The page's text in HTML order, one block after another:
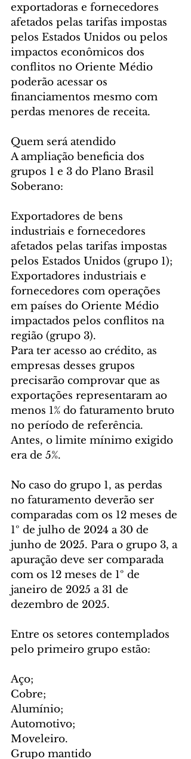
exportadoras e fornecedores
afetados pelas tarifas impostas
pelos Estados Unidos ou pelos
impactos econômicos dos
conflitos no Oriente Médio
poderão acessar os
financiamentos mesmo com
perdas menores de receita.
Quem será atendido
A ampliação beneficia dos
grupos 1 e 3 do Plano Brasil
Soberano:
Exportadores de bens
industriais e fornecedores
afetados pelas tarifas impostas
pelos Estados Unidos (grupo 1);
Exportadores industriais e
fornecedores com operações
em países do Oriente Médio
impactados pelos conflitos na
região (grupo 3).
Para ter acesso ao crédito, as
empresas desses grupos
precisarão comprovar que as
exportações representaram ao
menos 1% do faturamento bruto
no período de referência.
Antes, o limite mínimo exigido
era de 5%.
No caso do grupo 1, as perdas
no faturamento deverão ser
comparadas com os 12 meses de
1º de julho de 2024 a 30 de
junho de 2025. Para o grupo 3, a
apuração deve ser comparada
com os 12 meses de 1º de
janeiro de 2025 a 31 de
dezembro de 2025.
Entre os setores contemplados
pelo primeiro grupo estão:
Aço;
Cobre;
Alumínio;
Automotivo;
Moveleiro.
Grupo mantido